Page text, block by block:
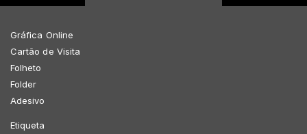
Gráfica Online
Cartão de Visita
Folheto
Folder
Adesivo
Etiqueta